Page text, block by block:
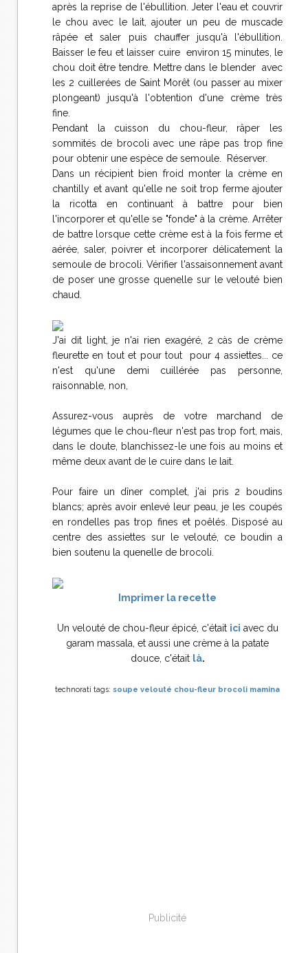
après la reprise de l'ébullition. Jeter l'eau et couvrir
le chou avec le lait, ajouter un peu de muscade
râpée et saler puis chauffer jusqu'à l'ébullition.
Baisser le feu et laisser cuire environ 15 minutes, le
chou doit être tendre. Mettre dans le blender avec
les 2 cuillerées de Saint Morêt (ou passer au mixer
plongeant) jusqu'à l'obtention d'une crème très
fine.
Pendant la cuisson du chou-fleur, râper les
sommités de brocoli avec une râpe pas trop fine
pour obtenir une espèce de semoule. Réserver.
Dans un récipient bien froid monter la crème en
chantilly et avant qu'elle ne soit trop ferme ajouter
la ricotta en continuant à battre pour bien
l'incorporer et qu'elle se "fonde" à la crème. Arrêter
de battre lorsque cette crème est à la fois ferme et
aérée, saler, poivrer et incorporer délicatement la
semoule de brocoli. Vérifier l'assaisonnement avant
de poser une grosse quenelle sur le velouté bien
chaud.
J'ai dit light, je n'ai rien exagéré, 2 càs de crème
fleurette en tout et pour tout pour 4 assiettes... ce
n'est qu'une demi cuillérée pas personne,
raisonnable, non,
Assurez-vous auprès de votre marchand de
légumes que le chou-fleur n'est pas trop fort, mais,
dans le doute, blanchissez-le une fois au moins et
même deux avant de le cuire dans le lait.
Pour faire un dîner complet, j'ai pris 2 boudins
blancs; après avoir enlevé leur peau, je les coupés
en rondelles pas trop fines et poêlés. Disposé au
centre des assiettes sur le velouté, ce boudin a
bien soutenu la quenelle de brocoli.
Imprimer la recette
Un velouté de chou-fleur épicé, c'était ici avec du
garam massala, et aussi une crème à la patate
douce, c'était là.
technorati tags: soupe velouté chou-fleur brocoli mamina
Publicité